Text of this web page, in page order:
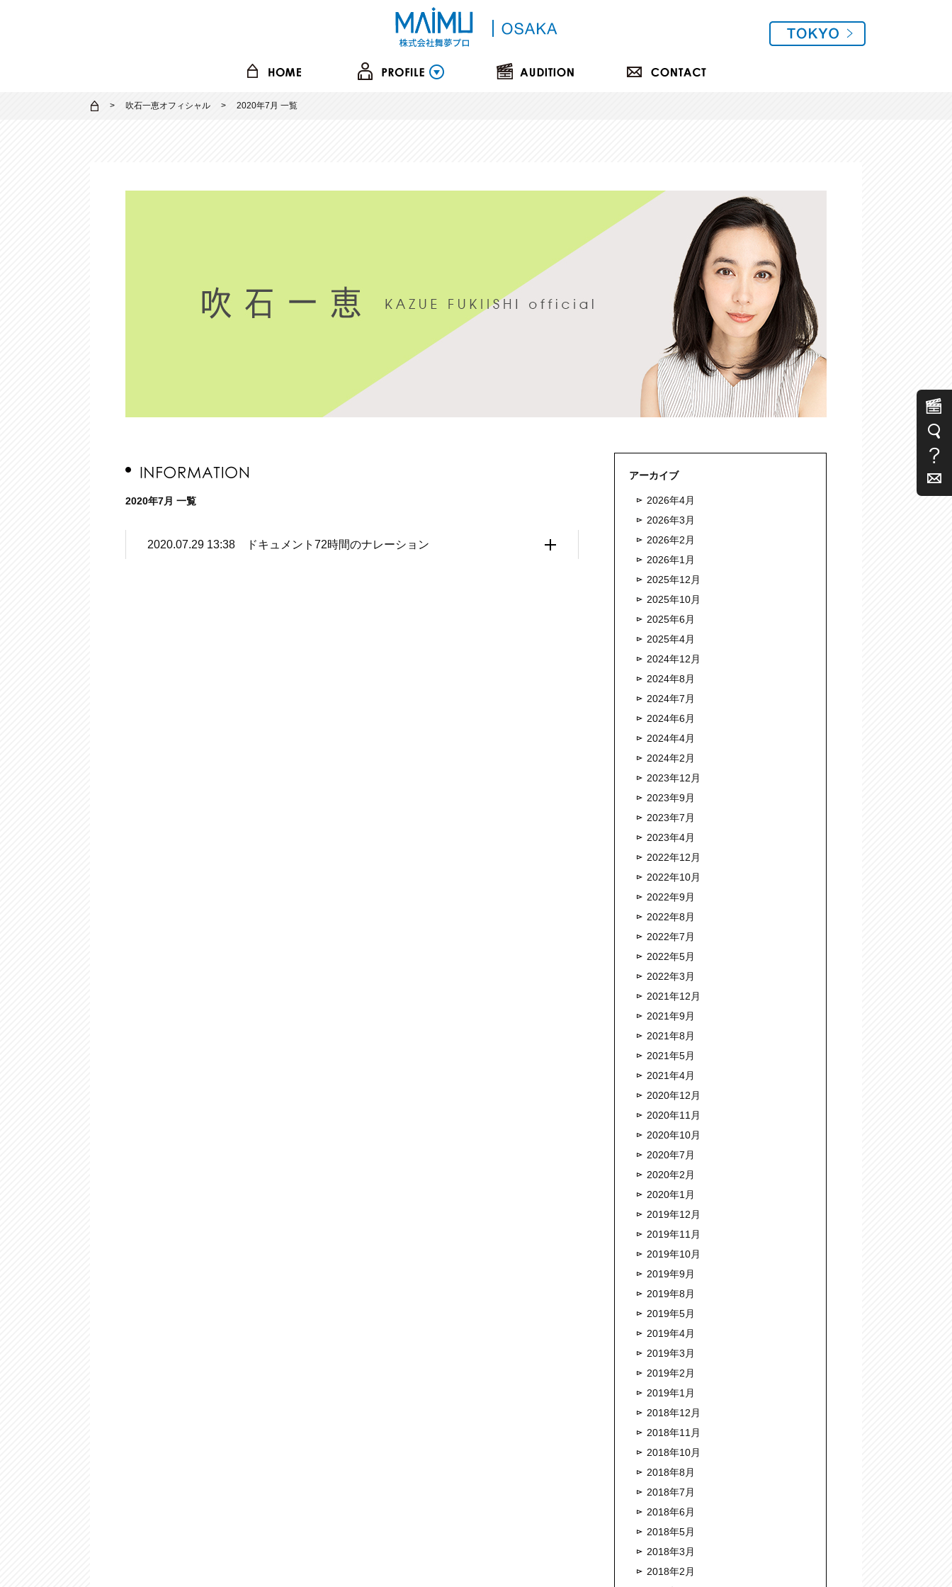
吹石一恵オフィシャル 2020年7月 一覧
2020年7月 一覧
2020.07.29 13:38 ドキュメント72時間のナレーション
アーカイブ
2026年4月
2026年3月
2026年2月
2026年1月
2025年12月
2025年10月
2025年6月
2025年4月
2024年12月
2024年8月
2024年7月
2024年6月
2024年4月
2024年2月
2023年12月
2023年9月
2023年7月
2023年4月
2022年12月
2022年10月
2022年9月
2022年8月
2022年7月
2022年5月
2022年3月
2021年12月
2021年9月
2021年8月
2021年5月
2021年4月
2020年12月
2020年11月
2020年10月
2020年7月
2020年2月
2020年1月
2019年12月
2019年11月
2019年10月
2019年9月
2019年8月
2019年5月
2019年4月
2019年3月
2019年2月
2019年1月
2018年12月
2018年11月
2018年10月
2018年8月
2018年7月
2018年6月
2018年5月
2018年3月
2018年2月